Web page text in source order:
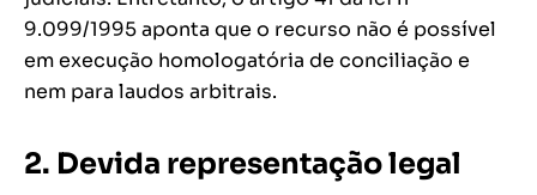
9.099/1995 aponta que o recurso não é possível
em execução homologatória de conciliação e
nem para laudos arbitrais.
2. Devida representação legal